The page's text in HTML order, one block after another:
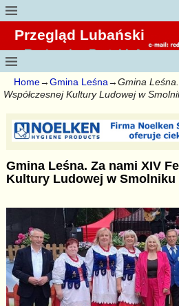
Przegląd Lubański
Regionalny Portal
Home→Gmina Leśna→Gmina
Współczesnej Kultury Ludowej w
Gmina Leśna. Za nami XIV
Kultury Ludowej w Smolniku